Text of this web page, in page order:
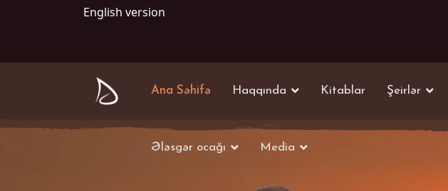
English version
Ana Səhifə Haqqında Kitablar Şeirlər
Ələsgər ocağı Media